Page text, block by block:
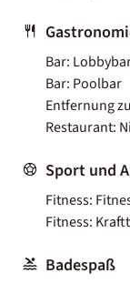
Bar:
Bar: Poolbar
Entfernung
Restaurant:
Sport und
Fitness:
Fitness:
Badespaß